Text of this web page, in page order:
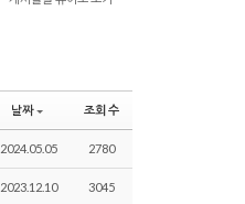
날짜 조회 수
2024.05.05 2780
2023.12.10 3045